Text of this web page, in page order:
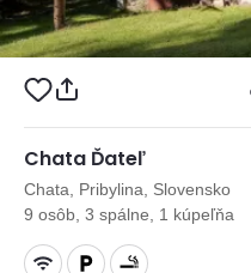
Chata Ďateľ
Chata, Pribylina, Slovensko
9 osôb, 3 spálne, 1 kúpeľňa